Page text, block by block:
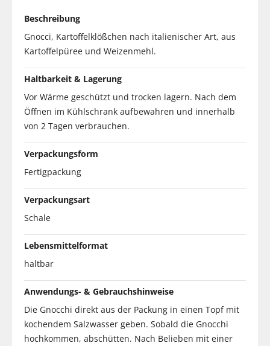
Beschreibung
Gnocci, Kartoffelklößchen nach italienischer Art, aus
Kartoffelpüree und Weizenmehl.
Haltbarkeit & Lagerung
Vor Wärme geschützt und trocken lagern. Nach dem
Öffnen im Kühlschrank aufbewahren und innerhalb
von 2 Tagen verbrauchen.
Verpackungsform
Fertigpackung
Verpackungsart
Schale
Lebensmittelformat
haltbar
Anwendungs- & Gebrauchshinweise
Die Gnocchi direkt aus der Packung in einen Topf mit
kochendem Salzwasser geben. Sobald die Gnocchi
hochkommen, abschütten. Nach Belieben mit einer